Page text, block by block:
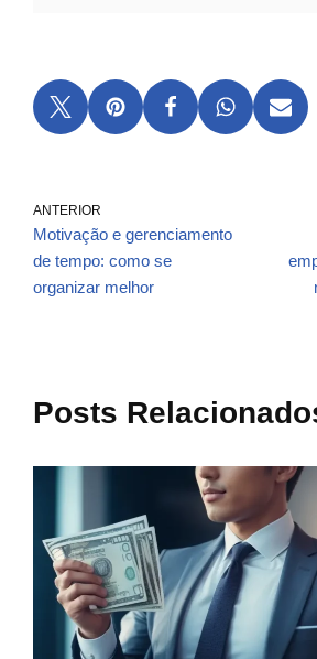
ANTERIOR
Motivação e gerenciamento
de tempo: como se
organizar melhor
Posts